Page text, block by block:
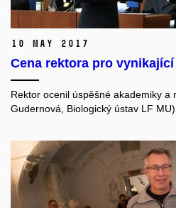
10 May 2017
Cena rektora pro
Rektor ocenil úspěšné akademiky a
Gudernová, Biologický ústav LF MU)